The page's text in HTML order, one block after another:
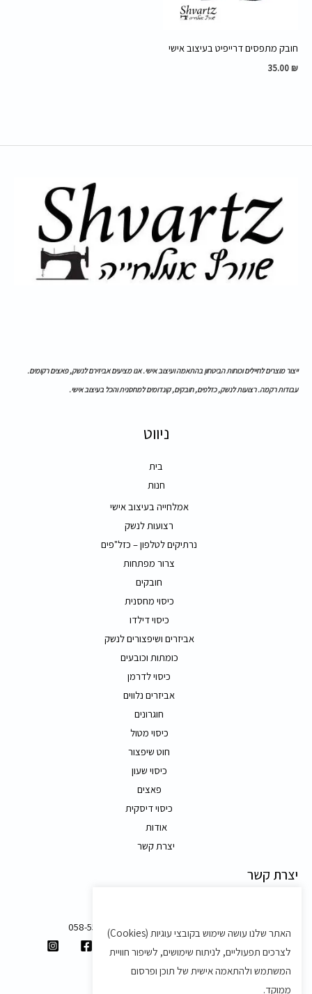
חובק מתפסים דרייפיט בעיצוב אישי
35.00 ₪
ייצור מוצרים לחיילים וכוחות הביטחון בהתאמה ועיצוב אישי. אנו מציעים אביזירם לנשק, פאצים רקומים.
עבודות רקמה. רצועות לנשק, כזלפים, חובקים, קונדומים למחסנית והכל בעיצוב אישי.
ניווט
בית
חנות
אמלחייה בעיצוב אישי
רצועות לנשק
נרתיקים לטלפון – כזל"פים
צרור מפתחות
חובקים
כיסוי מחסנית
כיסוי דילדו
אביזרים ושיפצורים לנשק
כומתות וכובעים
כיסוי לדרמן
אביזרים נלווים
חוגרונים
כיסוי מטול
חוט שיפצור
כיסוי שעון
פאצים
כיסוי דיסקית
אודות
יצרת קשר
יצרת קשר
058-5557588
shvartz.order@gmail.com
תנאים ותקנון
האתר שלנו עושה שימוש בקובצי עוגיות (Cookies)
לצרכים תפעוליים, לניתוח שימושים, לשיפור חוויית
המשתמש ולהתאמה אישית של תוכן ופרסום
ממוקד.